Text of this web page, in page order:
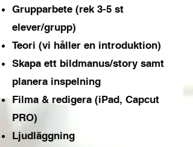
Grupparbete (rek 3-5 st
elever/grupp)
Teori (vi håller en introduktion)
Skapa ett bildmanus/story samt
planera inspelning
Filma & redigera (iPad, Capcut
PRO)
Ljudläggning